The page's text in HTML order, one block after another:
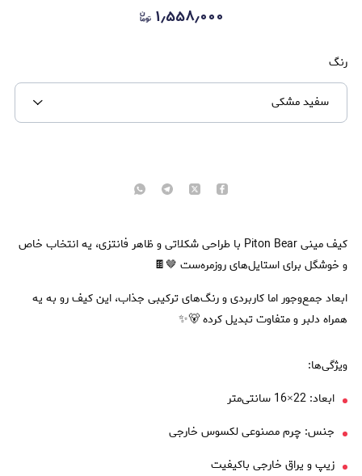
۱٫۵۵۸٫۰۰۰
رنگ
سفید مشکی
کیف مینی Piton Bear با طراحی شکلاتی و ظاهر فانتزی، یه انتخاب خاص
و خوشگل برای استایل‌های روزمره‌ست 🤎🍫
ابعاد جمع‌وجور اما کاربردی و رنگ‌های ترکیبی جذاب، این کیف رو به یه
همراه دلبر و متفاوت تبدیل کرده 🐻✨
ویژگی‌ها:
ابعاد: 22×16 سانتی‌متر
جنس: چرم مصنوعی لکسوس خارجی
زیپ و یراق خارجی باکیفیت